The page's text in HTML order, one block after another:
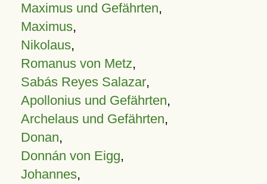
Maximus und Gefährten,
Maximus,
Nikolaus,
Romanus von Metz,
Sabás Reyes Salazar,
Apollonius und Gefährten,
Archelaus und Gefährten,
Donan,
Donnán von Eigg,
Johannes,